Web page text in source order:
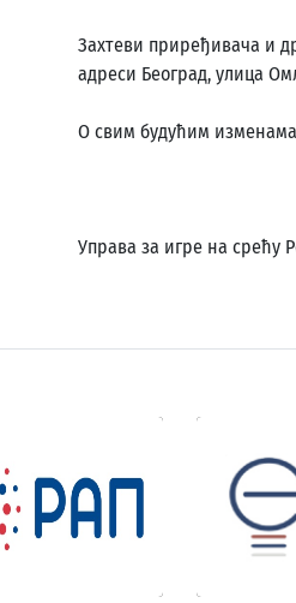
Захтеви приређивача и
адреси Београд, улица
О свим будућим
Управа за игре на срећу